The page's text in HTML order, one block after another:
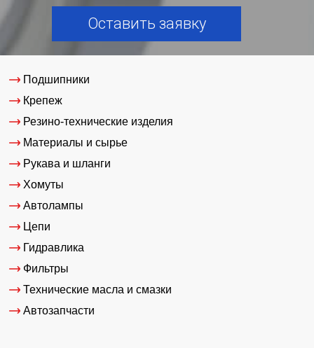
Оставить заявку
Подшипники
Крепеж
Резино-технические изделия
Материалы и сырье
Рукава и шланги
Хомуты
Автолампы
Цепи
Гидравлика
Фильтры
Технические масла и смазки
Автозапчасти